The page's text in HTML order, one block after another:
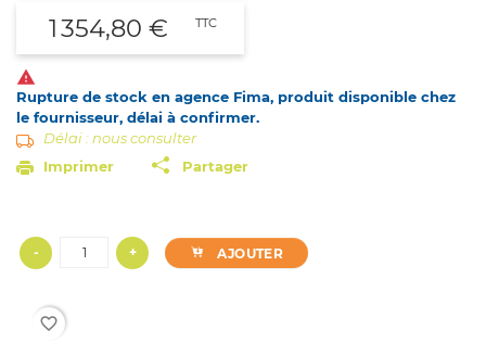
1 354,80 € TTC

Rupture de stock en agence Fima, produit disponible chez
le fournisseur, délai à confirmer.
Délai : nous consulter
Imprimer
Partager
- + AJOUTER
favorite_border